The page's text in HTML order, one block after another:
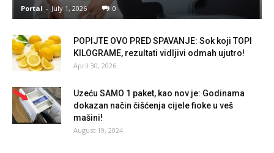
Portal - July 1, 2026 0
POPIJTE OVO PRED SPAVANJE: Sok koji TOPI
KILOGRAME, rezultati vidljivi odmah ujutro!
April 30, 2026
Uzeću SAMO 1 paket, kao nov je: Godinama
dokazan način čišćenja cijele fioke u veš
mašini!
August 19, 2024